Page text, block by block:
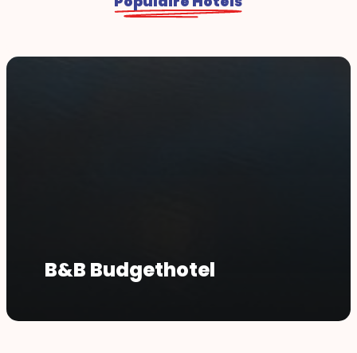
B&B Budgethotel